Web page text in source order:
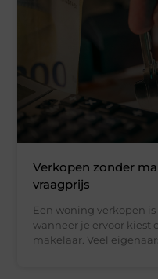
Verkopen zonder
vraagprijs
Een woning verkopen
wanneer je ervoor kiest
makelaar. Veel